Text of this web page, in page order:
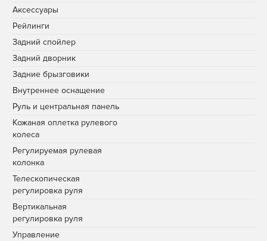
Аксессуары
Рейлинги
Задний спойлер
Задний дворник
Задние брызговики
Внутреннее оснащение
Руль и центральная панель
Кожаная оплетка рулевого
колеса
Регулируемая рулевая
колонка
Телескопическая
регулировка руля
Вертикальная
регулировка руля
Управление